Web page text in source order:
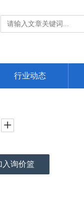
行业动态
入询价篮